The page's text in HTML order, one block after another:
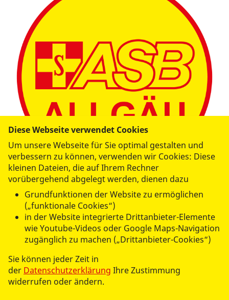
Erste Hilfe Ausbildung
Tel.:+49 8341 9614352
erste.hilfe.kf@asb-allgaeu.de
Am Bleichanger 46
87600 Kaufbeuren
Diese Webseite verwendet Cookies
Um unsere Webseite für Sie optimal gestalten und
verbessern zu können, verwenden wir Cookies: Diese
kleinen Dateien, die auf Ihrem Rechner
vorübergehend abgelegt werden, dienen dazu
Grundfunktionen der Website zu ermöglichen
(„funktionale Cookies“)
in der Website integrierte Drittanbieter-Elemente
wie Youtube-Videos oder Google Maps-Navigation
zugänglich zu machen („Drittanbieter-Cookies“)
Sie können jeder Zeit in
der Datenschutzerklärung Ihre Zustimmung
widerrufen oder ändern.